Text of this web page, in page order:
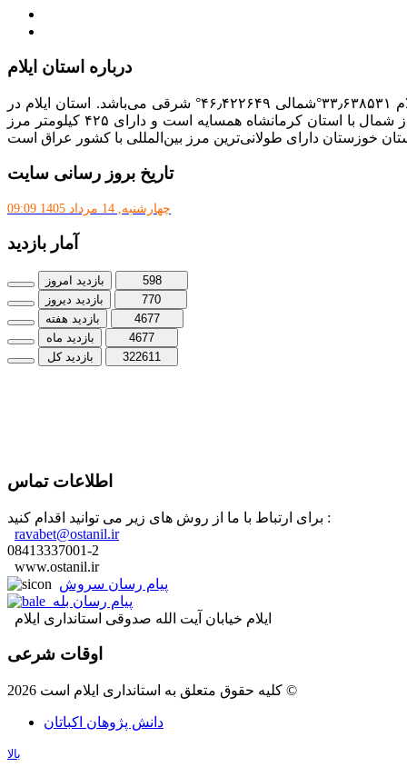
درباره استان ایلام
با مساحت ۲۰٬۱۳۳ کیلومتر مربع، بیست و دومین استان ایران از نظر وسعت به‌شمار می‌رود. مختصات جغرافیایی استان ایلام ۳۳٫۶۳۸۵۳۱°شمالی ۴۶٫۴۲۲۶۴۹° شرقی می‌باشد. استان ایلام در
جنوب غرب ایران در سلسله جبال زاگرس واقع است و از غرب با کشور عراق از جنوب با استان خوزستان، از شرق با استان لرستان و از شمال با استان کرمانشاه همسایه است و دارای ۴۲۵ کیلومتر مرز
خوزستان دارای طولانی‌ترین مرز بین‌المللی با کشور عراق است
تاریخ بروز رسانی سایت
چهارشنبه, 14 مرداد 1405 09:09
آمار بازدید
بازدید امروز
598
بازدید دیروز
770
بازدید هفته
4677
بازدید ماه
4677
بازدید کل
322611
اطلاعات تماس
برای ارتباط با ما از روش های زیر می توانید اقدام کنید :
ravabet@ostanil.ir
08413337001-2
www.ostanil.ir
پیام رسان سروش
پیام رسان بله
ایلام خیابان آیت الله صدوقی استانداری ایلام
اوقات شرعی
کلیه حقوق متعلق به استانداری ایلام است 2026 ©
دانش پژوهان اکباتان
بالا